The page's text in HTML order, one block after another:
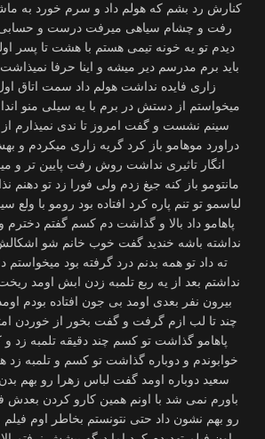
کنارش رد بشم که هولم داد و سرم خورد به
رفت و چشام سیاهی ميرفت درست و حسابی
دیدم تو یه خونه تیمی هستم با هشت تا پسر
باید برم مدرسم دیر میشه و اینا حرفا
زاری فایده نداشت هولم داد سمت اتاق
میخواستم از دستش در برم با یه سیلی منو
سینم نشست و گفت امروز تا ندی نمیذارم از
دراورد موهامو باز کرد گریه زاری میکردم و
انگار تاثیری نداشت روش رفت پایین تر و
مانتومو باز کنه جیغ زدم ولی فورا زد تو
لباسمو تو تنم پاره کرد افتاده بود رومو با ولع
پاهامو داد بالا و گذاشت دم کسم گفتم
نداشته باشه خندید گفت خوب خانم شو
ته داد تو همه بدنم درد گرفته بود میخواستم
نداشتم بعد از یه ربع تلمبه زدن ابش اومد
بیرون نفر بعدی اومد بی جون افتاده بودم
چند تا لب ازم گرفت و گفت بخور از خوردن
پاهامو گذاشت تو کسم چند دقیقه تلمبه زد و
خوابوندم و دوباره گذاشت تو کسم و تلمبه
سعید دوباره اومد گفت لباس زهرا رو بهم
باورم نمی شد با اونم همین کارو کردن بعدش
رو بهم نشون داد حتی نتونستم بخاطر اوم فیلم